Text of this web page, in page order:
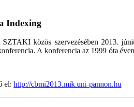
Indexing
közös szervezésében 2013.
A konferencia az 1999 óta
el: http://cbmi2013.mik.uni-pannon.hu